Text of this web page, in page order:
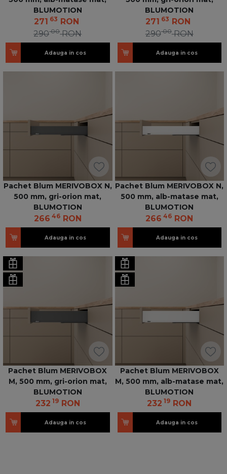
BLUMOTION
271 63 RON
29000 RON
Adauga in cos
BLUMOTION
271 63 RON
29000 RON
Adauga in cos
Pachet Blum MERIVOBOX N,
500 mm, gri-orion mat,
BLUMOTION
266 46 RON
Adauga in cos
Pachet Blum MERIVOBOX N,
500 mm, alb-matase mat,
BLUMOTION
266 46 RON
Adauga in cos
Pachet Blum MERIVOBOX
M, 500 mm, gri-orion mat,
BLUMOTION
232 19 RON
Adauga in cos
Pachet Blum MERIVOBOX
M, 500 mm, alb-matase mat,
BLUMOTION
232 19 RON
Adauga in cos